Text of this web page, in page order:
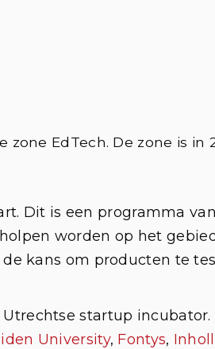
EdTech. De zone is
Dit is een programma
worden op het
kans om producten te
Utrechtse startup
University, Fontys,